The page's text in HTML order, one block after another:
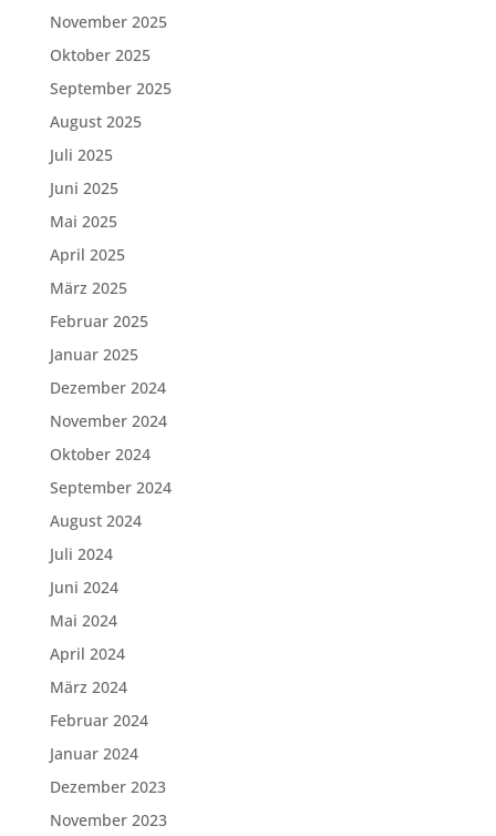
November 2025
Oktober 2025
September 2025
August 2025
Juli 2025
Juni 2025
Mai 2025
April 2025
März 2025
Februar 2025
Januar 2025
Dezember 2024
November 2024
Oktober 2024
September 2024
August 2024
Juli 2024
Juni 2024
Mai 2024
April 2024
März 2024
Februar 2024
Januar 2024
Dezember 2023
November 2023